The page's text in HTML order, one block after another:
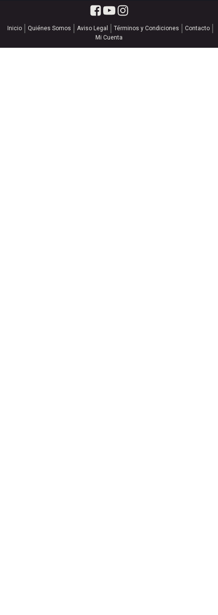
Inicio Quiénes Somos Aviso Legal Términos y Condiciones
Contacto
Mi Cuenta